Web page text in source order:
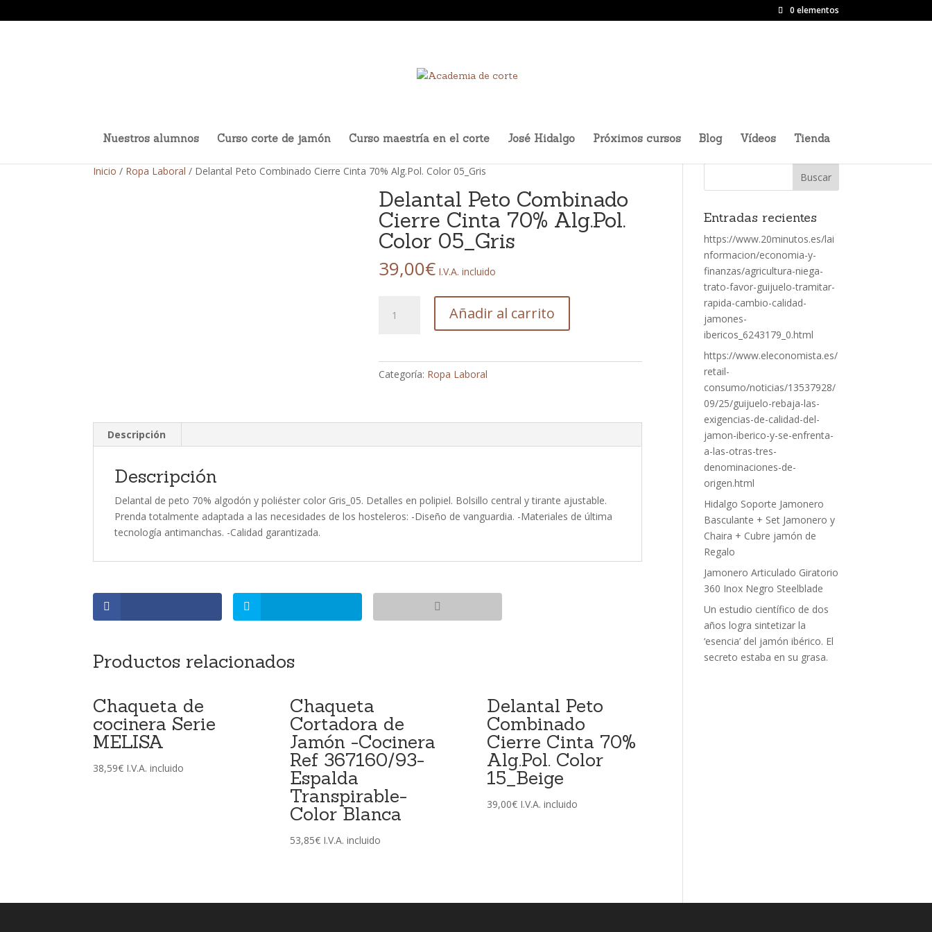
0 elementos
Nuestros alumnos Curso corte de jamón Curso maestría en el corte José Hidalgo Próximos cursos Blog Vídeos Tienda
Inicio / Ropa Laboral / Delantal Peto Combinado Cierre Cinta 70% Alg.Pol. Color 05_Gris
Delantal Peto Combinado
Cierre Cinta 70% Alg.Pol.
Color 05_Gris
39,00€ I.V.A. incluido
Peto
cantidad
Añadir al carrito
Categoría: Ropa Laboral
Descripción
Descripción
Delantal de peto 70% algodón y poliéster color Gris_05. Detalles en polipiel. Bolsillo central y tirante ajustable.
Prenda totalmente adaptada a las necesidades de los hosteleros: -Diseño de vanguardia. -Materiales de última
tecnología antimanchas. -Calidad garantizada.
Productos relacionados
Chaqueta de
cocinera Serie
MELISA
38,59€ I.V.A. incluido
Chaqueta
Cortadora de
Jamón -Cocinera
Ref 367160/93-
Espalda
Transpirable-
Color Blanca
53,85€ I.V.A. incluido
Delantal Peto
Combinado
Cierre Cinta 70%
Alg.Pol. Color
15_Beige
39,00€ I.V.A. incluido
Entradas recientes
https://www.20minutos.es/lai
nformacion/economia-y-
finanzas/agricultura-niega-
trato-favor-guijuelo-tramitar-
rapida-cambio-calidad-
jamones-
ibericos_6243179_0.html
https://www.eleconomista.es/
retail-
consumo/noticias/13537928/
09/25/guijuelo-rebaja-las-
exigencias-de-calidad-del-
jamon-iberico-y-se-enfrenta-
a-las-otras-tres-
denominaciones-de-
origen.html
Hidalgo Soporte Jamonero
Basculante + Set Jamonero y
Chaira + Cubre jamón de
Regalo
Jamonero Articulado Giratorio
360 Inox Negro Steelblade
Un estudio científico de dos
años logra sintetizar la
‘esencia’ del jamón ibérico. El
secreto estaba en su grasa.